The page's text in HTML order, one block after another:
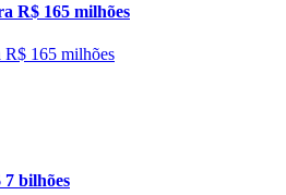
R$ 165 milhões
bilhões